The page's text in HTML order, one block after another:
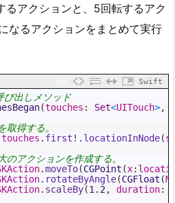
るアクションと、5回転するアク
なるアクションをまとめて実行
Swift
出しメソッド
(touches : Set<UITouch>,
得する。
touches . first ! . locationInNode(
アクションを作成する。
.moveTo(CGPoint (x:
. rotateByAngle(CGFloat (
. scaleBy(1.2, duration: